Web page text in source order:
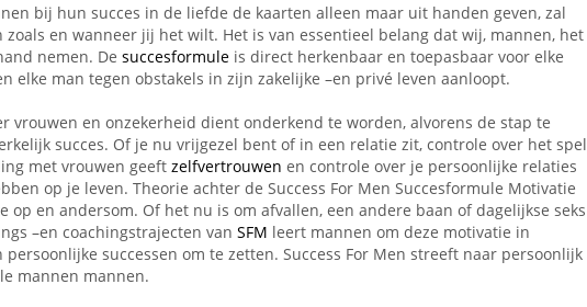
bij hun succes in de liefde de kaarten alleen maar uit handen geven, zal
zoals en wanneer jij het wilt. Het is van essentieel belang dat wij, mannen, het
nemen. De succesformule is direct herkenbaar en toepasbaar voor elke
elke man tegen obstakels in zijn zakelijke –en privé leven aanloopt.
vrouwen en onzekerheid dient onderkend te worden, alvorens de stap te
succes. Of je nu vrijgezel bent of in een relatie zit, controle over het spel
met vrouwen geeft zelfvertrouwen en controle over je persoonlijke relaties
op je leven. Theorie achter de Success For Men Succesformule Motivatie
op en andersom. Of het nu is om afvallen, een andere baan of dagelijkse seks
–en coachingstrajecten van SFM leert mannen om deze motivatie in
persoonlijke successen om te zetten. Success For Men streeft naar persoonlijk
mannen mannen.